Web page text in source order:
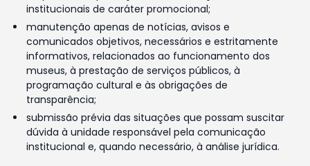
institucionais de caráter promocional;
manutenção apenas de notícias, avisos e
comunicados objetivos, necessários e estritamente
informativos, relacionados ao funcionamento dos
museus, à prestação de serviços públicos, à
programação cultural e às obrigações de
transparência;
submissão prévia das situações que possam suscitar
dúvida à unidade responsável pela comunicação
institucional e, quando necessário, à análise jurídica.